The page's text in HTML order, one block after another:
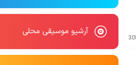
آرشیو موسیقی محلی